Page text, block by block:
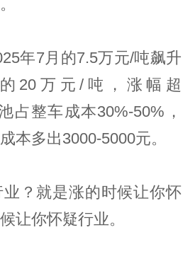
年7月的7.5万元/吨飙升
20万元/吨，涨幅超
占整车成本30%-50%，
本多出3000-5000元。
？就是涨的时候让你怀
让你怀疑行业。